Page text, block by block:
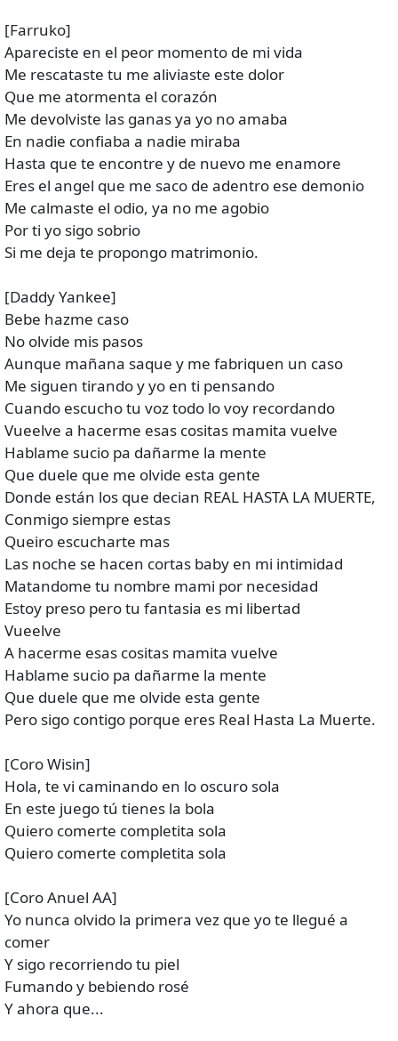
[Farruko]
Apareciste en el peor momento de mi vida
Me rescataste tu me aliviaste este dolor
Que me atormenta el corazón
Me devolviste las ganas ya yo no amaba
En nadie confiaba a nadie miraba
Hasta que te encontre y de nuevo me enamore
Eres el angel que me saco de adentro ese demonio
Me calmaste el odio, ya no me agobio
Por ti yo sigo sobrio
Si me deja te propongo matrimonio.
[Daddy Yankee]
Bebe hazme caso
No olvide mis pasos
Aunque mañana saque y me fabriquen un caso
Me siguen tirando y yo en ti pensando
Cuando escucho tu voz todo lo voy recordando
Vueelve a hacerme esas cositas mamita vuelve
Hablame sucio pa dañarme la mente
Que duele que me olvide esta gente
Donde están los que decian REAL HASTA LA MUERTE,
Conmigo siempre estas
Queiro escucharte mas
Las noche se hacen cortas baby en mi intimidad
Matandome tu nombre mami por necesidad
Estoy preso pero tu fantasia es mi libertad
Vueelve
A hacerme esas cositas mamita vuelve
Hablame sucio pa dañarme la mente
Que duele que me olvide esta gente
Pero sigo contigo porque eres Real Hasta La Muerte.
[Coro Wisin]
Hola, te vi caminando en lo oscuro sola
En este juego tú tienes la bola
Quiero comerte completita sola
Quiero comerte completita sola
[Coro Anuel AA]
Yo nunca olvido la primera vez que yo te llegué a
comer
Y sigo recorriendo tu piel
Fumando y bebiendo rosé
Y ahora que...